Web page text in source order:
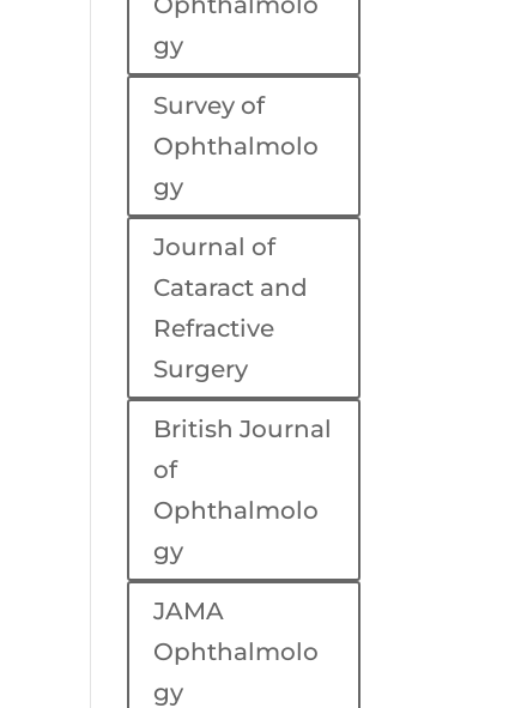
gy
Survey of
Ophthalmolo
gy
Journal of
Cataract and
Refractive
Surgery
British Journal
of
Ophthalmolo
gy
JAMA
Ophthalmolo
gy